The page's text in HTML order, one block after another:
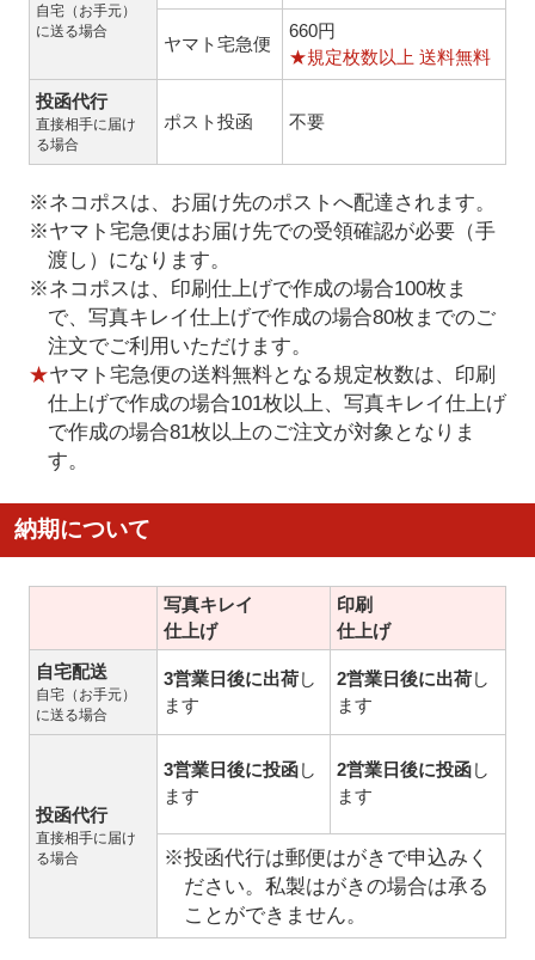
自宅（お手元）
に送る場合
ヤマト宅急便
660円
★規定枚数以上 送料無料
投函代行
直接相手に届け
る場合
ポスト投函 不要
※ネコポスは、お届け先のポストへ配達されます。
※ヤマト宅急便はお届け先での受領確認が必要（手
渡し）になります。
※ネコポスは、印刷仕上げで作成の場合100枚ま
で、写真キレイ仕上げで作成の場合80枚までのご
注文でご利用いただけます。
★ヤマト宅急便の送料無料となる規定枚数は、印刷
仕上げで作成の場合101枚以上、写真キレイ仕上げ
で作成の場合81枚以上のご注文が対象となりま
す。
納期について
写真キレイ
仕上げ
印刷
仕上げ
自宅配送
自宅（お手元）
に送る場合
3営業日後に出荷し
ます
2営業日後に出荷し
ます
投函代行
直接相手に届け
る場合
3営業日後に投函し
ます
2営業日後に投函し
ます
※投函代行は郵便はがきで申込みく
ださい。私製はがきの場合は承る
ことができません。